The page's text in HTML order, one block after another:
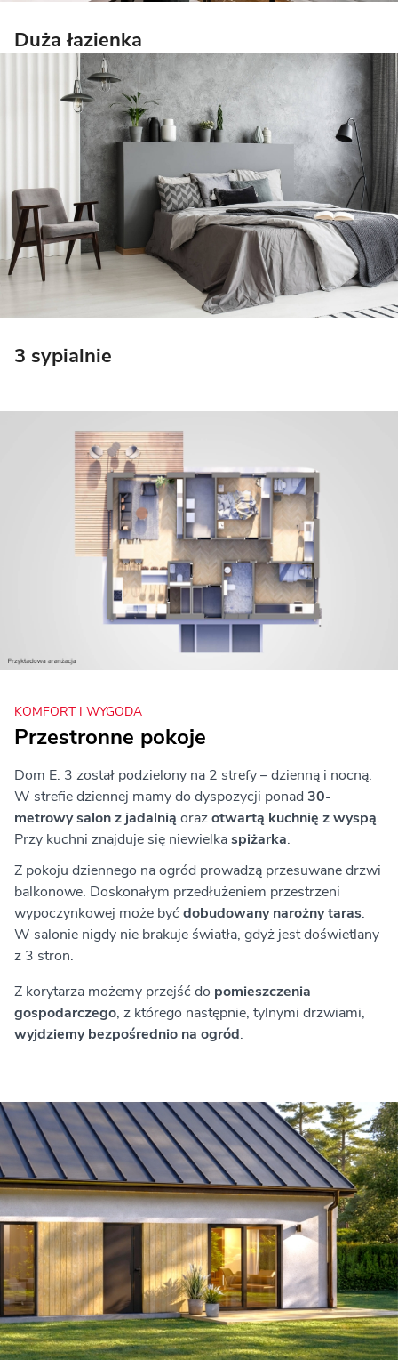
Duża łazienka
3 sypialnie
KOMFORT I WYGODA
Przestronne pokoje
Dom E. 3 został podzielony na 2 strefy – dzienną i nocną.
W strefie dziennej mamy do dyspozycji ponad 30-
metrowy salon z jadalnią orazotwartą kuchnię z wyspą.
Przy kuchni znajduje się niewielkaspiżarka.
Z pokoju dziennego na ogród prowadzą przesuwane drzwi
balkonowe. Doskonałym przedłużeniem przestrzeni
wypoczynkowej może być dobudowany narożny taras.
W salonie nigdy nie brakuje światła, gdyż jest doświetlany
z 3 stron.
Z korytarza możemy przejść do pomieszczenia
gospodarczego, z którego następnie, tylnymi drzwiami,
wyjdziemy bezpośrednio na ogród.